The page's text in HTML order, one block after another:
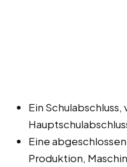
Ein
Eine
Produktion,